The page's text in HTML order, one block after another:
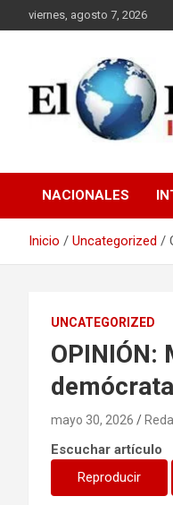
al
viernes, agosto 7, 2026
NACIONALES
Inicio Uncategorized
UNCATEGORIZED
OPINIÓN:
demócrata
mayo 30, 2026
Escuchar artículo
Reproducir